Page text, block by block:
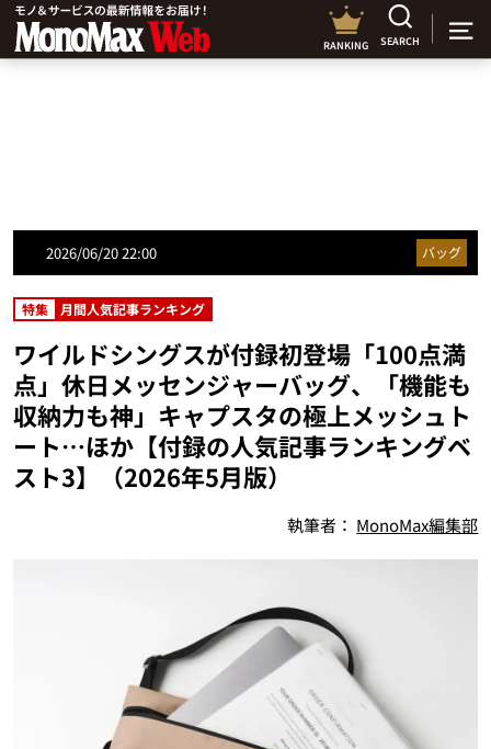
RANKING SEARCH
2026/06/20 22:00 バッグ
特集 月間人気記事ランキング
ワイルドシングスが付録初登場「100点満
点」休日メッセンジャーバッグ、「機能も
収納力も神」キャプスタの極上メッシュト
ート…ほか【付録の人気記事ランキングベ
スト3】（2026年5月版）
執筆者： MonoMax編集部